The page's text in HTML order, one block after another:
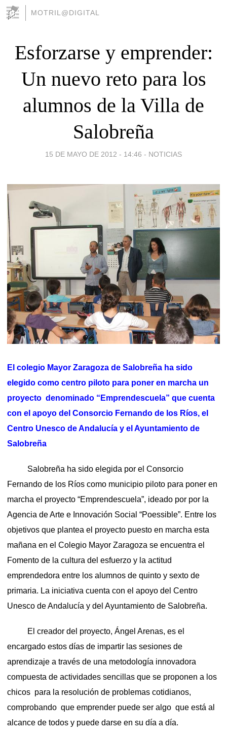
MOTRIL@DIGITAL
Esforzarse y emprender:
Un nuevo reto para los
alumnos de la Villa de
Salobreña
15 DE MAYO DE 2012 - 14:46 - NOTICIAS
El colegio Mayor Zaragoza de Salobreña ha sido
elegido como centro piloto para poner en marcha un
proyecto denominado “Emprendescuela” que cuenta
con el apoyo del Consorcio Fernando de los Ríos, el
Centro Unesco de Andalucía y el Ayuntamiento de
Salobreña
Salobreña ha sido elegida por el Consorcio
Fernando de los Ríos como municipio piloto para poner en
marcha el proyecto “Emprendescuela”, ideado por por la
Agencia de Arte e Innovación Social “Poessible”. Entre los
objetivos que plantea el proyecto puesto en marcha esta
mañana en el Colegio Mayor Zaragoza se encuentra el
Fomento de la cultura del esfuerzo y la actitud
emprendedora entre los alumnos de quinto y sexto de
primaria. La iniciativa cuenta con el apoyo del Centro
Unesco de Andalucía y del Ayuntamiento de Salobreña.
El creador del proyecto, Ángel Arenas, es el
encargado estos días de impartir las sesiones de
aprendizaje a través de una metodología innovadora
compuesta de actividades sencillas que se proponen a los
chicos para la resolución de problemas cotidianos,
comprobando que emprender puede ser algo que está al
alcance de todos y puede darse en su día a día.